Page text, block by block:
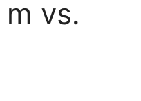
m vs.